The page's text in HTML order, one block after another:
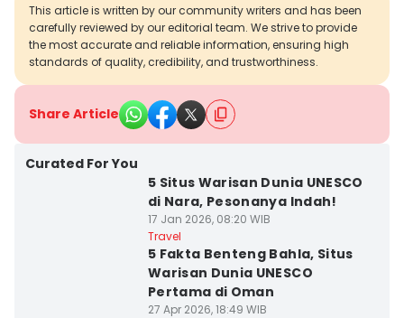
This article is written by our community writers and has been
carefully reviewed by our editorial team. We strive to provide
the most accurate and reliable information, ensuring high
standards of quality, credibility, and trustworthiness.
Share Article
Curated For You
5 Situs Warisan Dunia UNESCO
di Nara, Pesonanya Indah!
17 Jan 2026, 08:20 WIB
Travel
5 Fakta Benteng Bahla, Situs
Warisan Dunia UNESCO
Pertama di Oman
27 Apr 2026, 18:49 WIB